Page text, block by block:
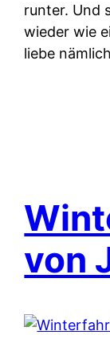
runter. Und
wieder wie
liebe
von